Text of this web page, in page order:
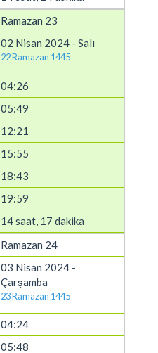
Ramazan 23
02 Nisan 2024 - Salı
22 Ramazan 1445
04:26
05:49
12:21
15:55
18:43
19:59
14 saat, 17 dakika
Ramazan 24
03 Nisan 2024 -
Çarşamba
23 Ramazan 1445
04:24
05:48